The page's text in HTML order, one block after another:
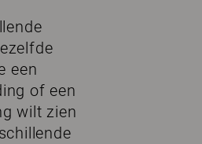
een
of een
wilt zien